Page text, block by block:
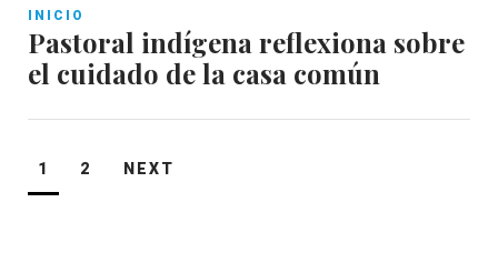
INICIO
Pastoral indígena reflexiona sobre
el cuidado de la casa común
Paginación
de
1 2 NEXT